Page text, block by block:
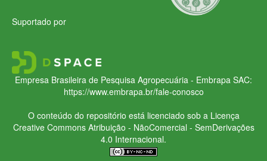
Suportado por
Empresa Brasileira de Pesquisa Agropecuária - Embrapa SAC:
https://www.embrapa.br/fale-conosco
O conteúdo do repositório está licenciado sob a Licença
Creative CommonsAtribuição - NãoComercial - SemDerivações
4.0 Internacional.